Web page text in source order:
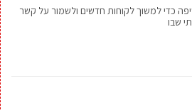
כדי למשוך לקוחות חדשים ולשמור על קשר
שבו